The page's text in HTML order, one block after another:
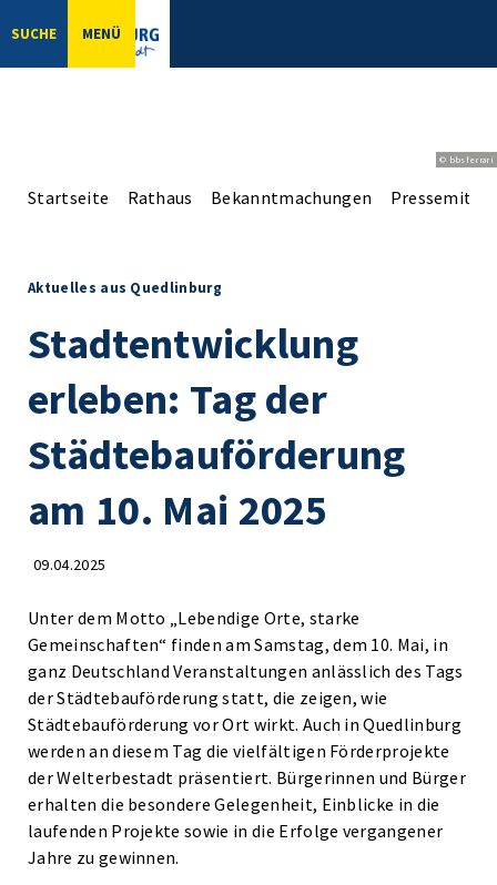
SUCHE MENÜ
© bbsferrari
Startseite Rathaus Bekanntmachungen
Aktuelles aus Quedlinburg
Stadtentwicklung
erleben: Tag der
Städtebauförderung
am 10. Mai 2025
09.04.2025
Unter dem Motto „Lebendige Orte, starke
Gemeinschaften“ finden am Samstag, dem 10. Mai, in
ganz Deutschland Veranstaltungen anlässlich des Tags
der Städtebauförderung statt, die zeigen, wie
Städtebauförderung vor Ort wirkt. Auch in Quedlinburg
werden an diesem Tag die vielfältigen Förderprojekte
der Welterbestadt präsentiert. Bürgerinnen und Bürger
erhalten die besondere Gelegenheit, Einblicke in die
laufenden Projekte sowie in die Erfolge vergangener
Jahre zu gewinnen.